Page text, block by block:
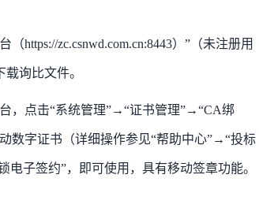
https://zc.csnwd.com.cn:8443）”（未注册用
询比文件。
，点击“系统管理”→“证书管理”→“CA绑
数字证书（详细操作参见“帮助中心”→“投标
子签约”，即可使用，具有移动签章功能。